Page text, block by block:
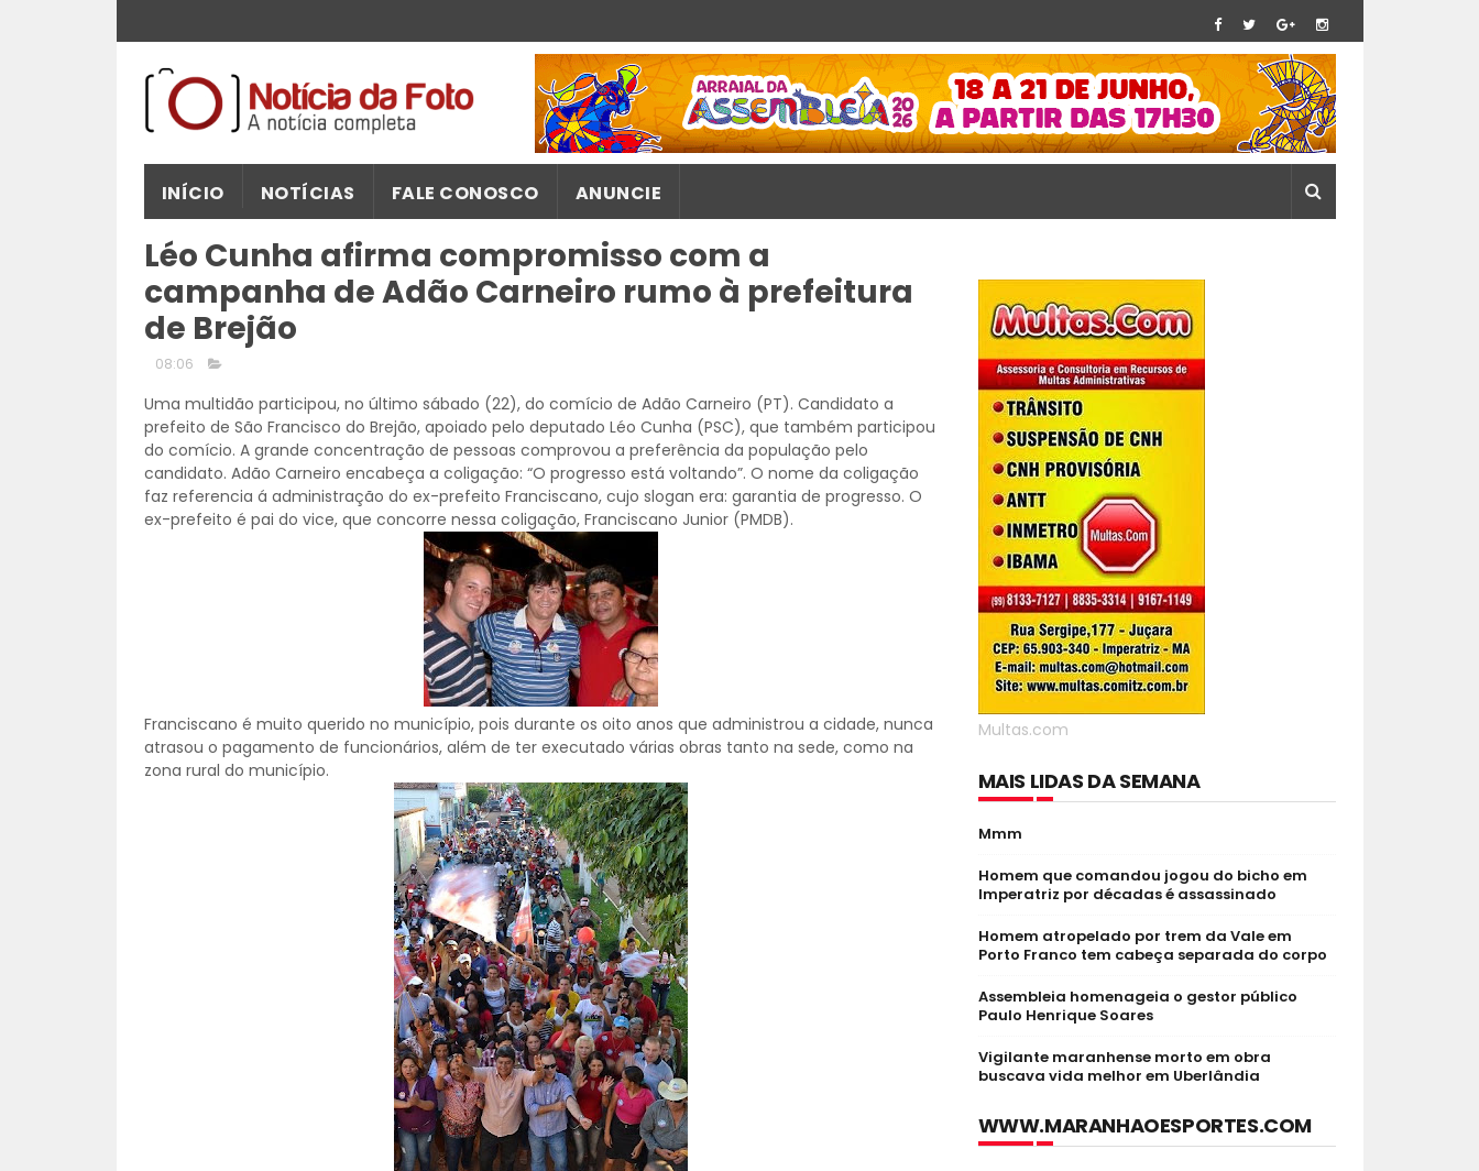
INÍCIO NOTÍCIAS FALE CONOSCO ANUNCIE
Léo Cunha afirma compromisso com a
campanha de Adão Carneiro rumo à prefeitura
de Brejão
08:06
Uma multidão participou, no último sábado (22), do comício de Adão Carneiro (PT). Candidato a
prefeito de São Francisco do Brejão, apoiado pelo deputado Léo Cunha (PSC), que também participou
do comício. A grande concentração de pessoas comprovou a preferência da população pelo
candidato. Adão Carneiro encabeça a coligação: “O progresso está voltando”. O nome da coligação
faz referencia á administração do ex-prefeito Franciscano, cujo slogan era: garantia de progresso. O
ex-prefeito é pai do vice, que concorre nessa coligação, Franciscano Junior (PMDB).
Franciscano é muito querido no município, pois durante os oito anos que administrou a cidade, nunca
atrasou o pagamento de funcionários, além de ter executado várias obras tanto na sede, como na
zona rural do município.
Multas.com
MAIS LIDAS DA SEMANA
Mmm
Homem que comandou jogou do bicho em
Imperatriz por décadas é assassinado
Homem atropelado por trem da Vale em
Porto Franco tem cabeça separada do corpo
Assembleia homenageia o gestor público
Paulo Henrique Soares
Vigilante maranhense morto em obra
buscava vida melhor em Uberlândia
WWW.MARANHAOESPORTES.COM